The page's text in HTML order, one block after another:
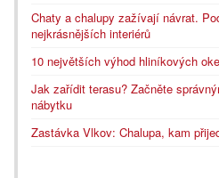
Chaty a chalupy zažívají návrat.
nejkrásnějších interiérů
10 největších výhod hliníkových
Jak zařídit terasu? Začněte
nábytku
Zastávka Vlkov: Chalupa, kam